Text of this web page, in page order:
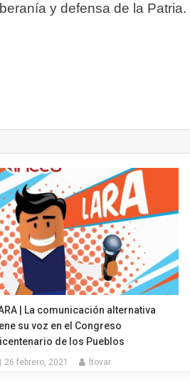
y defensa de la Patria.
| La comunicación alternativa
su voz en el Congreso
de los Pueblos
26 febrero, 2021 ltovar